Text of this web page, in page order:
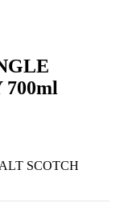
SCOTCH